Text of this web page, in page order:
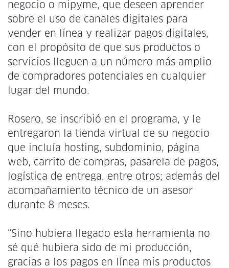
negocio o mipyme, que deseen aprender
sobre el uso de canales digitales para
vender en línea y realizar pagos digitales,
con el propósito de que sus productos o
servicios lleguen a un número más amplio
de compradores potenciales en cualquier
lugar del mundo.
Rosero, se inscribió en el programa, y le
entregaron la tienda virtual de su negocio
que incluía hosting, subdominio, página
web, carrito de compras, pasarela de pagos,
logística de entrega, entre otros; además del
acompañamiento técnico de un asesor
durante 8 meses.
“Sino hubiera llegado esta herramienta no
sé qué hubiera sido de mi producción,
gracias a los pagos en línea mis productos